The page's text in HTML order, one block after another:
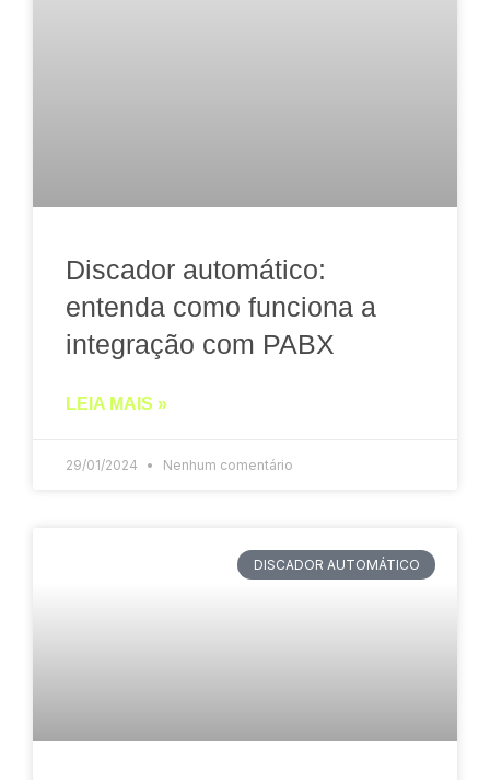
Discador automático:
entenda como funciona a
integração com PABX
LEIA MAIS »
29/01/2024 Nenhum comentário
DISCADOR AUTOMÁTICO